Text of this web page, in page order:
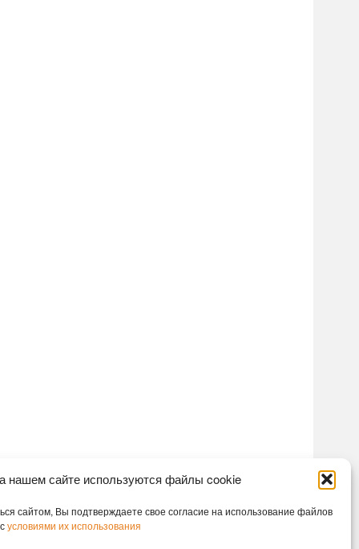
нашем сайте используются файлы cookie
сайтом, Вы подтверждаете свое согласие на использование файлов
условиями их использования